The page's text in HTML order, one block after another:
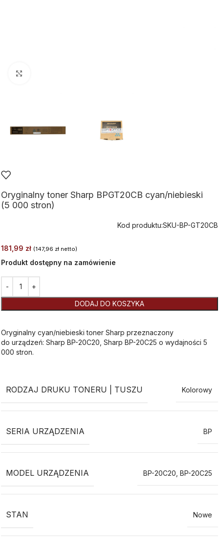
Oryginalny toner Sharp BPGT20CB cyan/niebieski
(5 000 stron)
Kod produktu:SKU-BP-GT20CB
181,99 zł (147,96 zł netto)
Produkt dostępny na zamówienie
DODAJ DO KOSZYKA
Oryginalny cyan/niebieski toner Sharp przeznaczony
do urządzeń: Sharp BP-20C20, Sharp BP-20C25 o wydajności 5
000 stron.
RODZAJ DRUKU TONERU | TUSZU Kolorowy
SERIA URZĄDZENIA BP
MODEL URZĄDZENIA BP-20C20 BP-20C25
STAN Nowe